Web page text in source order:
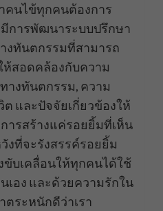
คนไข้ทุกคนต้องการ
การพัฒนาระบบปรึกษา
งทันตกรรมที่สามารถ
ห้สอดคล้องกับความ
างทันตกรรม, ความ
และปัจจัยเกี่ยวข้องให้
ารสร้างแค่รอยยิ้มที่เห็น
งที่จะรังสรรค์รอยยิ้ม
ขับเคลื่อนให้ทุกคนได้ใช้
เอง และด้วยความรักใน
ตระหนักดีว่าเรา